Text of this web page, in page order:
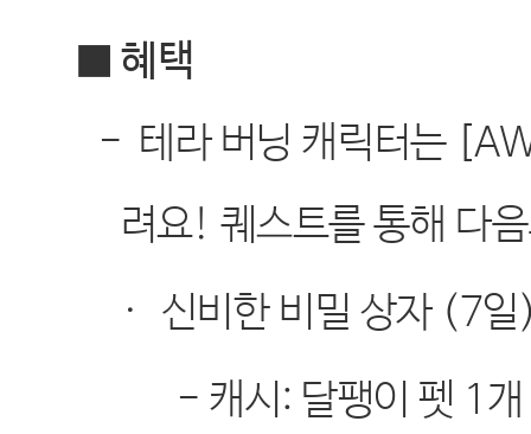
■ 혜택
- 테라 버닝 캐릭터는
려요! 퀘스트를 통해 다
·
신비한 비밀 상자(7일
- 캐시 : 달팽이 펫 1 개